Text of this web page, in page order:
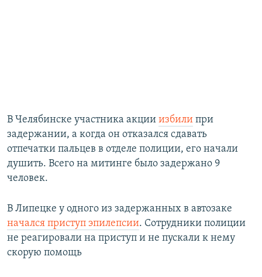
В Челябинске участника акции избили при
задержании, а когда он отказался сдавать
отпечатки пальцев в отделе полиции, его начали
душить. Всего на митинге было задержано 9
человек.
В Липецке у одного из задержанных в автозаке
начался приступ эпилепсии. Сотрудники полиции
не реагировали на приступ и не пускали к нему
скорую помощь